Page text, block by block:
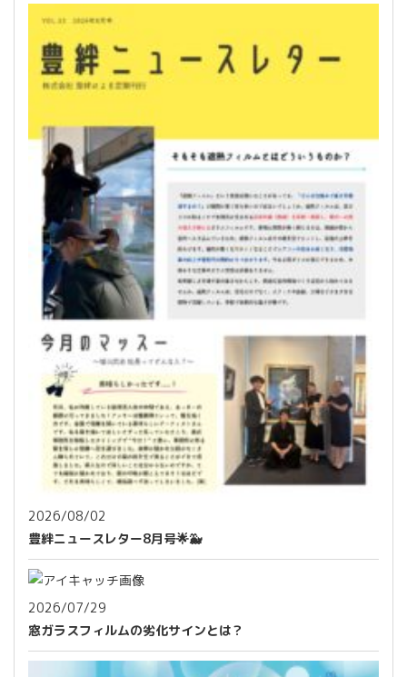
2026/08/02
豊絆ニュースレター8月号🌟🐳
2026/07/29
窓ガラスフィルムの劣化サインとは？